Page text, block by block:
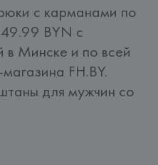
с карманами по
BYN c
в Минске и по всей
FH.BY.
для мужчин со